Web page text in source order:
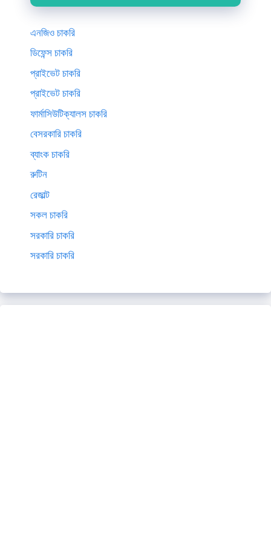
এনজিও চাকরি
ডিফেন্স চাকরি
প্রাইভেট চাকরি
প্রাইভেট চাকরি
ফার্মাসিউটিক্যালস চাকরি
বেসরকারি চাকরি
ব্যাংক চাকরি
রুটিন
রেজাল্ট
সকল চাকরি
সরকারি চাকরি
সরকারি চাকরি